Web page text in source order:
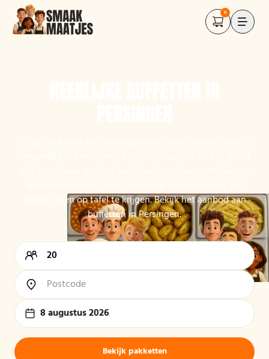
0
heerlijk eten op tafel te krijgen. Bekijk het aanbod aan
buffetten in Persingen.
8 augustus 2026
Bekijk pakketten